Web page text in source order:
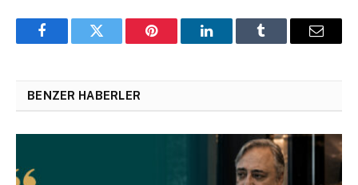
FacebookTwitter Pinterest LinkedInTumblr Email
BENZER HABERLER